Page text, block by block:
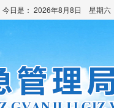
日是： 2026年8月8日 星期六